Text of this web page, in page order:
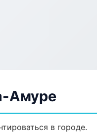
Амуре
в городе.